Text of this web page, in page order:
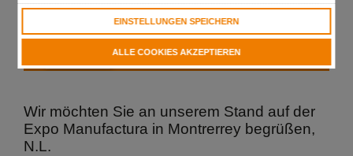
EINSTELLUNGEN SPEICHERN
ALLE COOKIES AKZEPTIEREN
Wir möchten Sie an unserem Stand auf der
Expo Manufactura in Montrerrey begrüßen,
N.L.